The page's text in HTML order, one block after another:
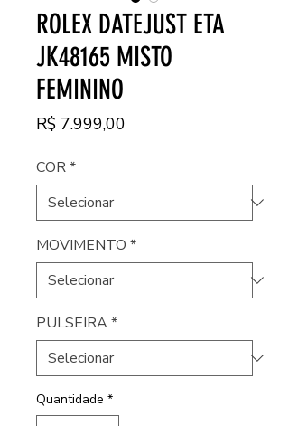
ROLEX DATEJUST ETA
JK48165 MISTO
FEMININO
R$ 7.999,00
COR*
MOVIMENTO *
PULSEIRA*
Quantidade *